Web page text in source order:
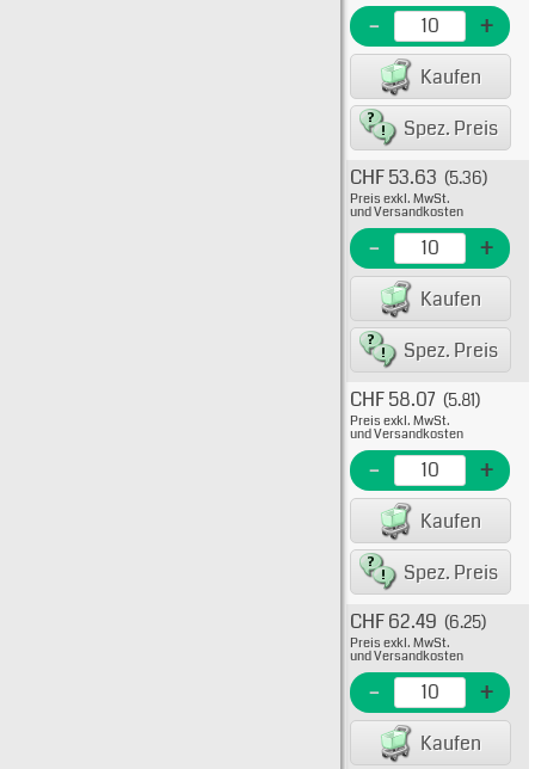
EME
- +
Kaufen
Spez. Preis
Typ:
EME
CHF 53.63 (5.36)
Preis exkl. MwSt.
und Versandkosten
- +
Kaufen
Spez. Preis
EME
CHF 58.07 (5.81)
Preis exkl. MwSt.
und Versandkosten
- +
Kaufen
Spez. Preis
Typ:
EME
CHF 62.49 (6.25)
Preis exkl. MwSt.
und Versandkosten
- +
Kaufen